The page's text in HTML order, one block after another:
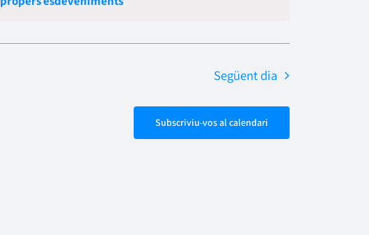
Següent dia
Subscriviu-vos al calendari